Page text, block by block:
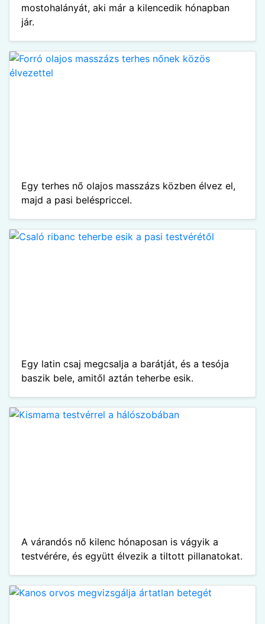
mostohalányát, aki már a kilencedik hónapban
jár.
Egy terhes nő olajos masszázs közben élvez el,
majd a pasi beléspriccel.
Egy latin csaj megcsalja a barátját, és a tesója
baszik bele, amitől aztán teherbe esik.
A várandós nő kilenc hónaposan is vágyik a
testvérére, és együtt élvezik a tiltott pillanatokat.